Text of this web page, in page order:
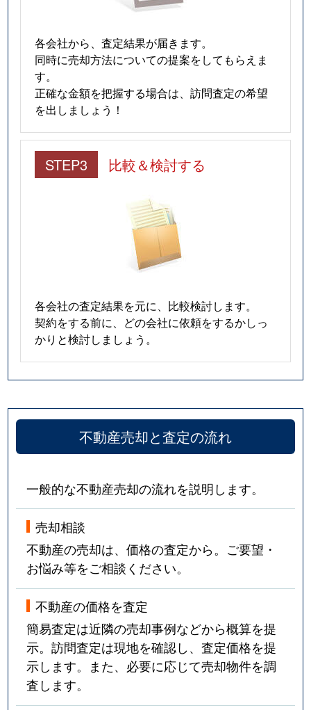
各会社から、査定結果が届きます。
同時に売却方法についての提案をしてもらえま
す。
正確な金額を把握する場合は、訪問査定の希望
を出しましょう！
STEP3 比較＆検討する
各会社の査定結果を元に、比較検討します。
契約をする前に、どの会社に依頼をするかしっ
かりと検討しましょう。
不動産売却と査定の流れ
一般的な不動産売却の流れを説明します。
売却相談
不動産の売却は、価格の査定から。ご要望・
お悩み等をご相談ください。
不動産の価格を査定
簡易査定は近隣の売却事例などから概算を提
示。訪問査定は現地を確認し、査定価格を提
示します。また、必要に応じて売却物件を調
査します。